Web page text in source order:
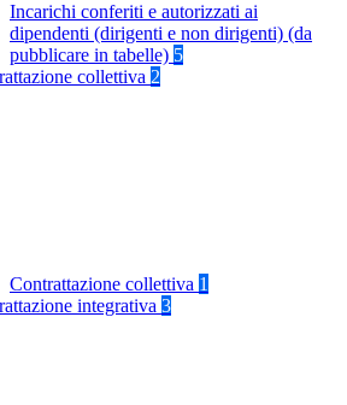
Incarichi conferiti e autorizzati ai
dipendenti (dirigenti e non dirigenti) (da
pubblicare in tabelle) 5
collettiva 2
Contrattazione collettiva 1
integrativa 3